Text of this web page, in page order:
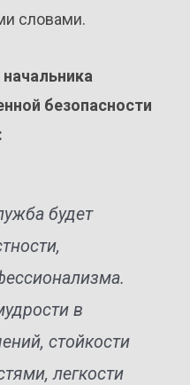
словами.
безопасности
будет
в
стойкости
легкости